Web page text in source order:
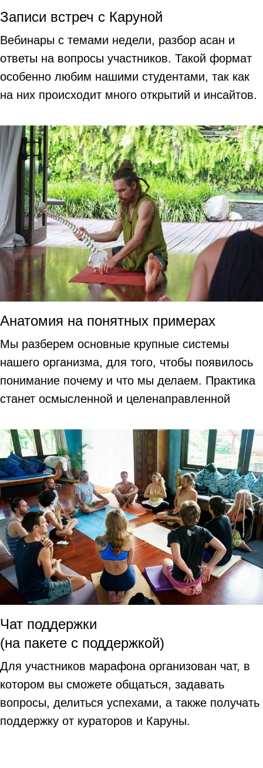
Записи встреч с Каруной
Вебинары с темами недели, разбор асан и
ответы на вопросы участников. Такой формат
особенно любим нашими студентами, так как
на них происходит много открытий и инсайтов.
Анатомия на понятных примерах
Мы разберем основные крупные системы
нашего организма, для того, чтобы появилось
понимание почему и что мы делаем. Практика
станет осмысленной и целенаправленной
Чат поддержки
(на пакете с поддержкой)
Для участников марафона организован чат, в
котором вы сможете общаться, задавать
вопросы, делиться успехами, а также получать
поддержку от кураторов и Каруны.